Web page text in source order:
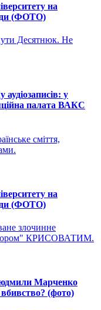
на
(ФОТО)
Десятнюк. Не
у
палата ВАКС
сміття,
на
(ФОТО)
злочинне
КРИСОВАТИМ.
Марченко
(фото)